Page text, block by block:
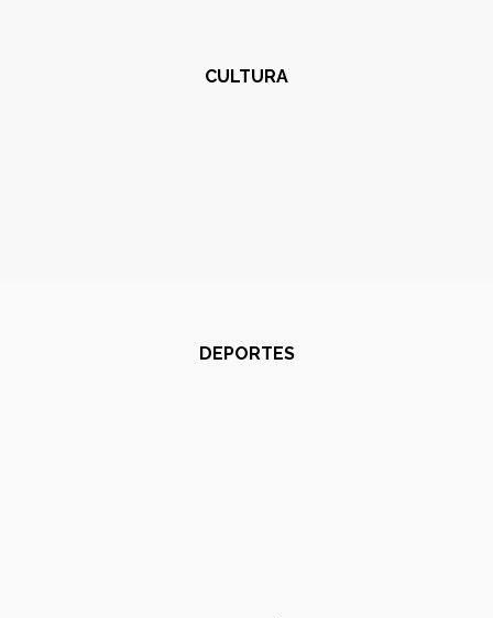
CULTURA
DEPORTES